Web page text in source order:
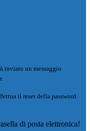
inviato un messaggio
il reset della password
di posta elettronica!